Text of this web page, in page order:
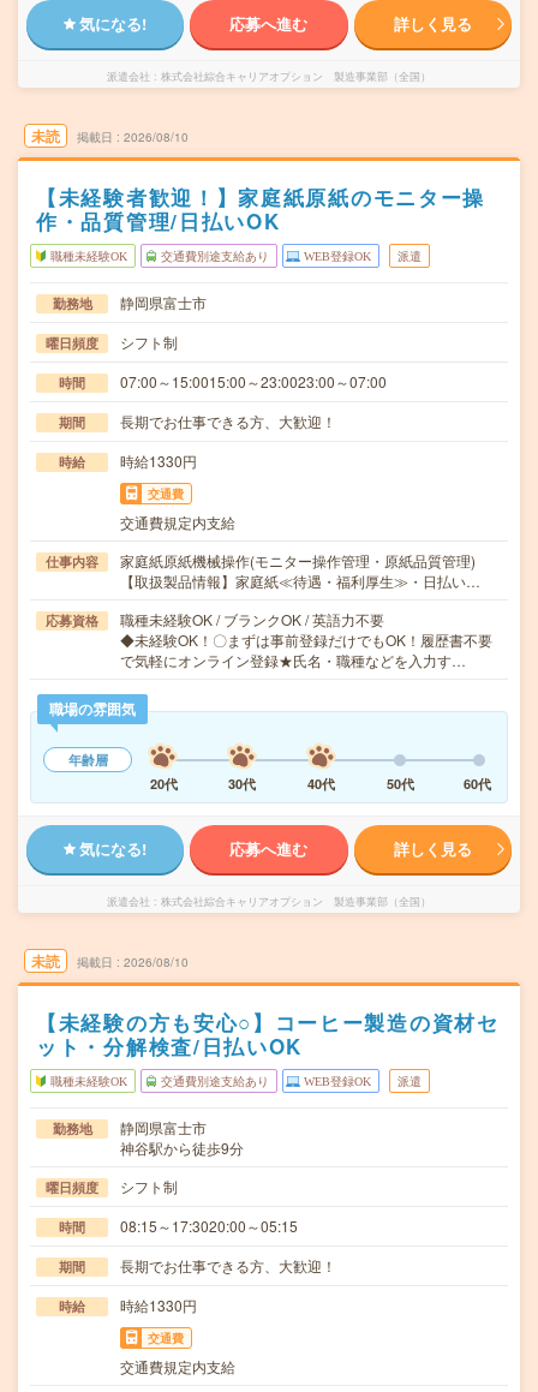
気になる! 応募へ進む 詳しく見る
派遣会社 株式会社綜合キャリアオプション 製造事業部（全国）
未読 掲載日 2026/08/10
【未経験者歓迎！】家庭紙原紙のモニター操
作・品質管理/日払いOK
職種未経験OK 交通費別途支給あり WEB登録OK 派遣
勤務地 静岡県富士市
曜日頻度 シフト制
時間 07:00～15:0015:00～23:0023:00～07:00
期間 長期でお仕事できる方、大歓迎！
時給 時給1330円
交通費
交通費規定内支給
仕事内容
家庭紙原紙機械操作(モニター操作管理・原紙品質管理)
【取扱製品情報】家庭紙≪待遇・福利厚生≫・日払い…
応募資格
職種未経験OK / ブランクOK / 英語力不要
◆未経験OK！〇まずは事前登録だけでもOK！履歴書不要
で気軽にオンライン登録★氏名・職種などを入力す…
職場の雰囲気
年齢層
20代
30代 40代 50代 60代
気になる! 応募へ進む 詳しく見る
派遣会社 株式会社綜合キャリアオプション 製造事業部（全国）
未読 掲載日 2026/08/10
【未経験の方も安心○】コーヒー製造の資材セ
ット・分解検査/日払いOK
職種未経験OK 交通費別途支給あり WEB登録OK 派遣
勤務地
静岡県富士市
神谷駅から徒歩9分
曜日頻度 シフト制
時間 08:15～17:3020:00～05:15
期間 長期でお仕事できる方、大歓迎！
時給 時給1330円
交通費
交通費規定内支給